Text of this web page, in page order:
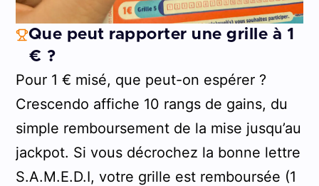
Que peut rapporter une grille à 1
€ ?
Pour 1 € misé, que peut-on espérer ?
Crescendo affiche 10 rangs de gains, du
simple remboursement de la mise jusqu’au
jackpot. Si vous décrochez la bonne lettre
S.A.M.E.D.I, votre grille est remboursée (1